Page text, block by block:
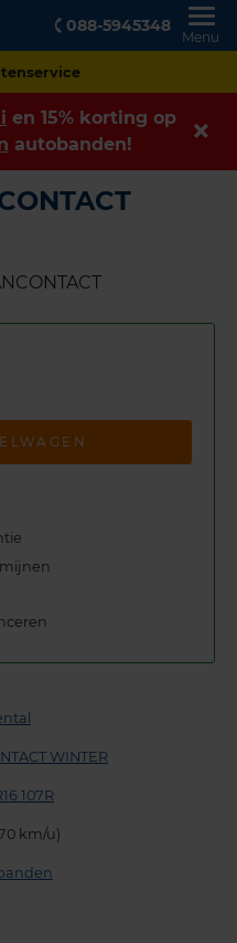
088-5945348
Menu
en 15% korting op
autobanden!
WINTER
107R
km/u)